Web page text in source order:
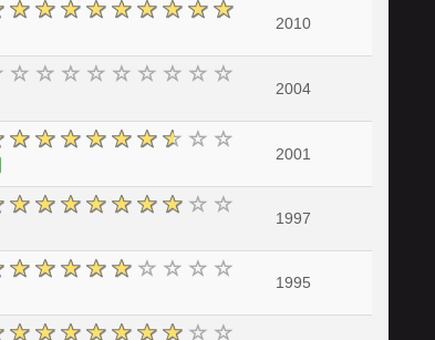
2010
2004
2001
1997
1995